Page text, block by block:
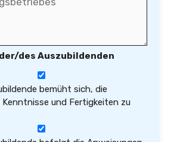
des Auszubildenden
bemüht sich, die
und Fertigkeiten zu